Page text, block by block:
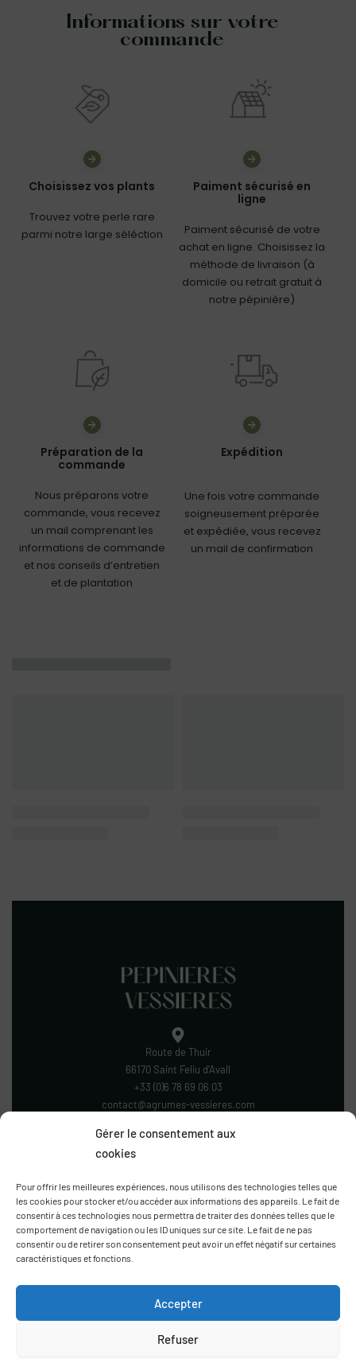
Gérer le consentement aux
cookies
Pour offrir les meilleures expériences, nous utilisons des technologies telles que
les cookies pour stocker et/ou accéder aux informations des appareils. Le fait de
consentir à ces technologies nous permettra de traiter des données telles que le
comportement de navigation ou les ID uniques sur ce site. Le fait de ne pas
consentir ou de retirer son consentement peut avoir un effet négatif sur certaines
caractéristiques et fonctions.
Accepter
Refuser
Informations sur votre
commande
Choisissez vos plants
Trouvez votre perle rare
parmi notre large séléction
Paiment sécurisé en
ligne
Paiment sécurisé de votre
achat en ligne. Choisissez la
méthode de livraison (à
domicile ou retrait gratuit à
notre pépinière)
Préparation de la
commande
Nous préparons votre
commande, vous recevez
un mail comprenant les
informations de commande
et nos conseils d’entretien
et de plantation
Expédition
Une fois votre commande
soigneusement préparée
et expédiée, vous recevez
un mail de confirmation
Bergamote Fantastico Citron de Bornéo
Citrus limon
Route de Thuir
66170 Saint Feliu d’Avall
contact@agrumes-vessieres.com